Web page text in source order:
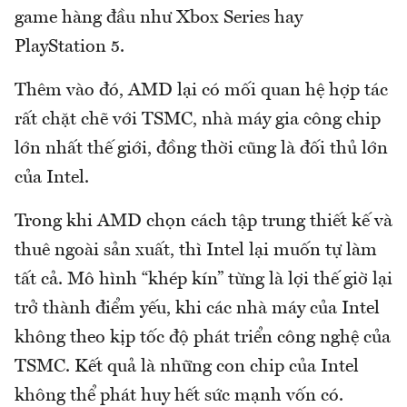
game hàng đầu như Xbox Series hay
PlayStation 5.
Thêm vào đó, AMD lại có mối quan hệ hợp tác
rất chặt chẽ với TSMC, nhà máy gia công chip
lớn nhất thế giới, đồng thời cũng là đối thủ lớn
của Intel.
Trong khi AMD chọn cách tập trung thiết kế và
thuê ngoài sản xuất, thì Intel lại muốn tự làm
tất cả. Mô hình “khép kín” từng là lợi thế giờ lại
trở thành điểm yếu, khi các nhà máy của Intel
không theo kịp tốc độ phát triển công nghệ của
TSMC. Kết quả là những con chip của Intel
không thể phát huy hết sức mạnh vốn có.